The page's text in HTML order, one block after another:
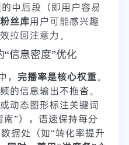
中后段（即用户容易
粉丝库用户可能感兴趣
拉回注意力。
信息密度”优化
完播率是核心权重。
的信息输出不拖沓。
动态图形标注关键词
南”），语速保持每分
据处（如“转化率提升